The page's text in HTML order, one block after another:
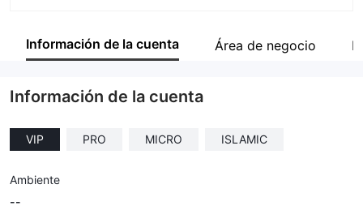
Empresa
Información de la cuenta Área de negocio
Información de la cuenta
VIP PRO MICRO ISLAMIC
Ambiente
--